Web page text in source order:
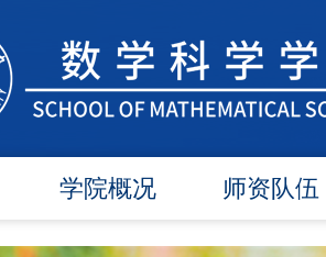
学院概况
学院简介
师资队伍
在任教师